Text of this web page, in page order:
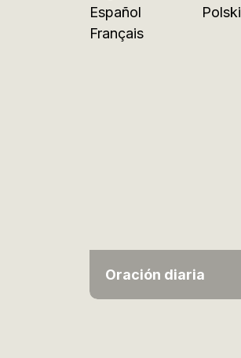
Español
Français
Polski
Oración diaria